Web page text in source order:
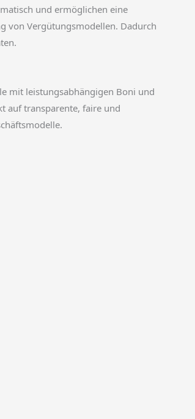
und ermöglichen eine
von Vergütungsmodellen. Dadurch
mit leistungsabhängigen Boni und
auf transparente, faire und